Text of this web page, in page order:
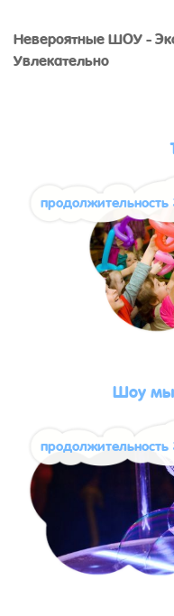
Невероятные ШОУ -
Увлекательно
Шоу